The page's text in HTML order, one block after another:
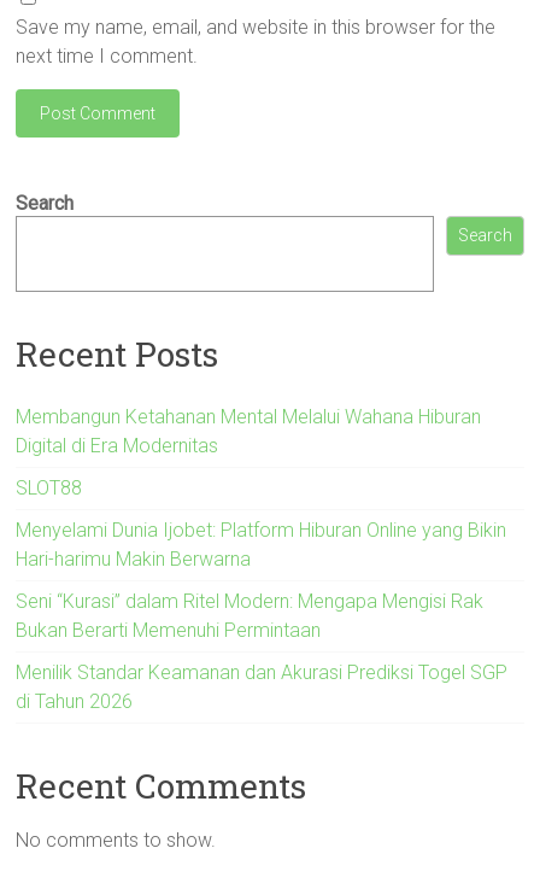
Save my name, email, and website in this browser for the
next time I comment.
Search
Search
Recent Posts
Membangun Ketahanan Mental Melalui Wahana Hiburan
Digital di Era Modernitas
SLOT88
Menyelami Dunia Ijobet: Platform Hiburan Online yang Bikin
Hari-harimu Makin Berwarna
Seni “Kurasi” dalam Ritel Modern: Mengapa Mengisi Rak
Bukan Berarti Memenuhi Permintaan
Menilik Standar Keamanan dan Akurasi Prediksi Togel SGP
di Tahun 2026
Recent Comments
No comments to show.